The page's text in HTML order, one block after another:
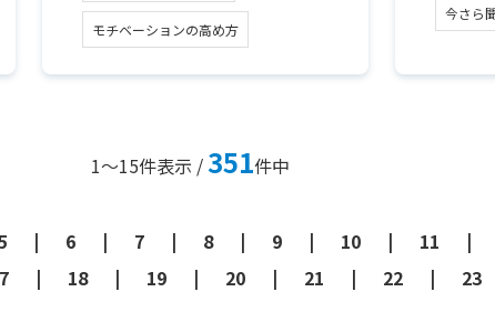
モチベーションの高め方
今さら
1～15件表示 / 351件中
6 7 8 9 10 11
18 19 20 21 22 23